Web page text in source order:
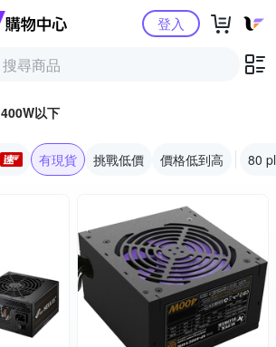
Yahoo購物中心登入
400W以下
有現貨 挑戰低價 價格低到高 80